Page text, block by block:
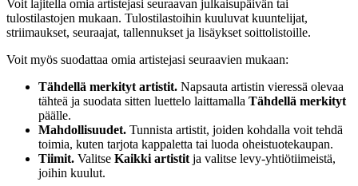
Voit lajitella omia artistejasi seuraavan julkaisupäivän tai
tulostilastojen mukaan. Tulostilastoihin kuuluvat kuuntelijat,
striimaukset, seuraajat, tallennukset ja lisäykset soittolistoille.
Voit myös suodattaa omia artistejasi seuraavien mukaan:
Tähdellä merkityt artistit. Napsauta artistin vieressä olevaa
tähteä ja suodata sitten luettelo laittamalla Tähdellä merkityt
päälle.
Mahdollisuudet. Tunnista artistit, joiden kohdalla voit tehdä
toimia, kuten tarjota kappaletta tai luoda oheistuotekaupan.
Tiimit. Valitse Kaikki artistit ja valitse levy-yhtiötiimeistä,
joihin kuulut.